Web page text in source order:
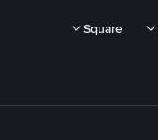
Square